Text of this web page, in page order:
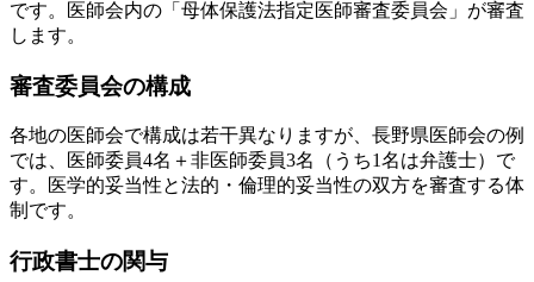
です。医師会内の「母体保護法指定医師審査委員会」が審査
します。
審査委員会の構成
各地の医師会で構成は若干異なりますが、長野県医師会の例
では、医師委員4名＋非医師委員3名（うち1名は弁護士）で
す。医学的妥当性と法的・倫理的妥当性の双方を審査する体
制です。
行政書士の関与